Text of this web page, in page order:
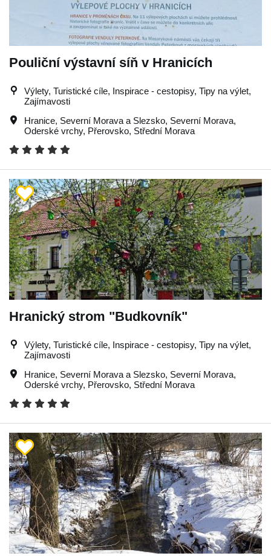
Pouliční výstavní síň v Hranicích
Výlety, Turistické cíle, Inspirace - cestopisy, Tipy na výlet,
Zajímavosti
Hranice, Severní Morava a Slezsko, Severní Morava,
Oderské vrchy, Přerovsko, Střední Morava
Hranický strom "Budkovník"
Výlety, Turistické cíle, Inspirace - cestopisy, Tipy na výlet,
Zajímavosti
Hranice, Severní Morava a Slezsko, Severní Morava,
Oderské vrchy, Přerovsko, Střední Morava